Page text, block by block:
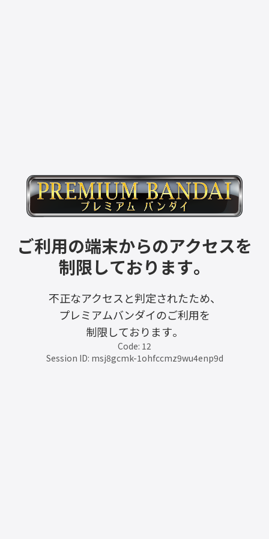
ご利用の端末からのアクセスを
制限しております。
不正なアクセスと判定されたため、
プレミアムバンダイのご利用を
制限しております。
Code: 12
Session ID: msj8gcmk-1ohfccmz9wu4enp9d